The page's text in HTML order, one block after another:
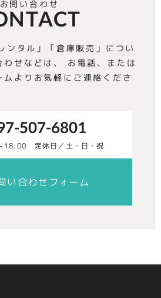
お問い合わせ
ンタル」「倉庫販売」につい
せなどは 、 お電話、または
よりお気軽にご連絡くださ
507-6801
18:00 定休日／土・日・祝
い合わせフォーム